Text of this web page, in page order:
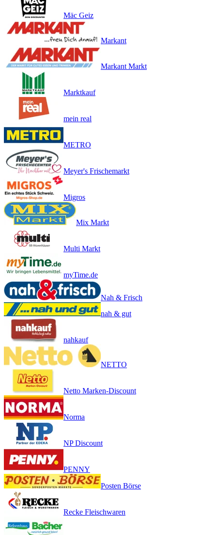
Mäc Geiz
Markant
Markant Markt
Marktkauf
mein real
METRO
Meyer's Frischemarkt
Migros
Mix Markt
Multi Markt
myTime.de
Nah & Frisch
nah & gut
nahkauf
NETTO
Netto Marken-Discount
Norma
NP Discount
PENNY
Posten Börse
Recke Fleischwaren